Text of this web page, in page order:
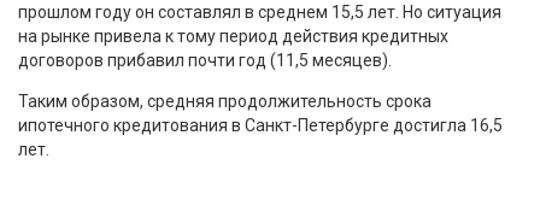
прошлом году он составлял в среднем 15,5 лет. Но ситуация
на рынке привела к тому период действия кредитных
договоров прибавил почти год (11,5 месяцев).
Таким образом, средняя продолжительность срока
ипотечного кредитования в Санкт-Петербурге достигла 16,5
лет.